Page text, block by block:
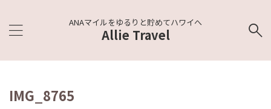
ANAマイルをゆるりと貯めてハワイへ
Allie Travel
IMG_8765